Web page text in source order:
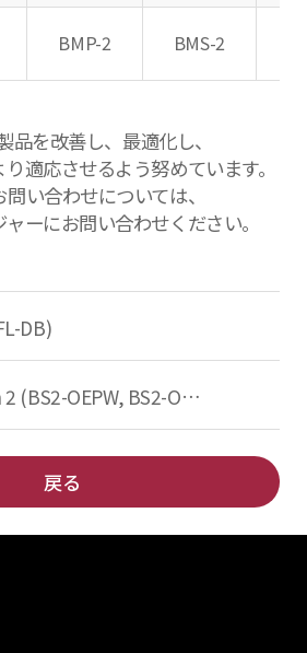
BMP-2 BMS-2
を改善し、最適化し、
適応させるよう努めています。
い合わせについては、
ーにお問い合わせください。
DB)
BioStation 2 (BS2-OEPW, BS2-OMPW, BS2-OHPW)
戻る